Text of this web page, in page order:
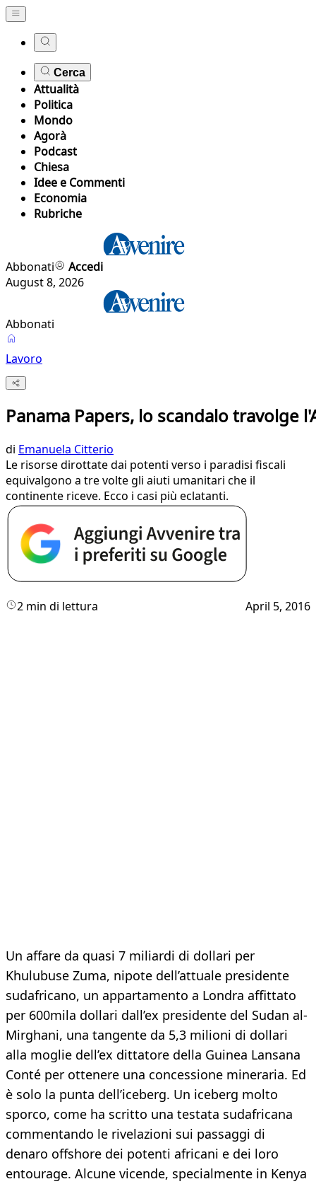
Cerca
Attualità
Politica
Mondo
Agorà
Podcast
Chiesa
Idee e Commenti
Economia
Rubriche
Abbonati
Accedi
August 8, 2026
Abbonati
Lavoro
Panama Papers, lo scandalo travolge
di Emanuela Citterio
Le risorse dirottate dai potenti verso i paradisi fiscali
equivalgono a tre volte gli aiuti umanitari che il
continente riceve. Ecco i casi più eclatanti.
2 min di lettura April 5, 2016
Un affare da quasi 7 miliardi di dollari per
Khulubuse Zuma, nipote dell’attuale presidente
sudafricano, un appartamento a Londra affittato
per 600mila dollari dall’ex presidente del Sudan al-
Mirghani, una tangente da 5,3 milioni di dollari
alla moglie dell’ex dittatore della Guinea Lansana
Conté per ottenere una concessione mineraria. Ed
è solo la punta dell’iceberg. Un iceberg molto
sporco, come ha scritto una testata sudafricana
commentando le rivelazioni sui passaggi di
denaro offshore dei potenti africani e dei loro
entourage. Alcune vicende, specialmente in Kenya